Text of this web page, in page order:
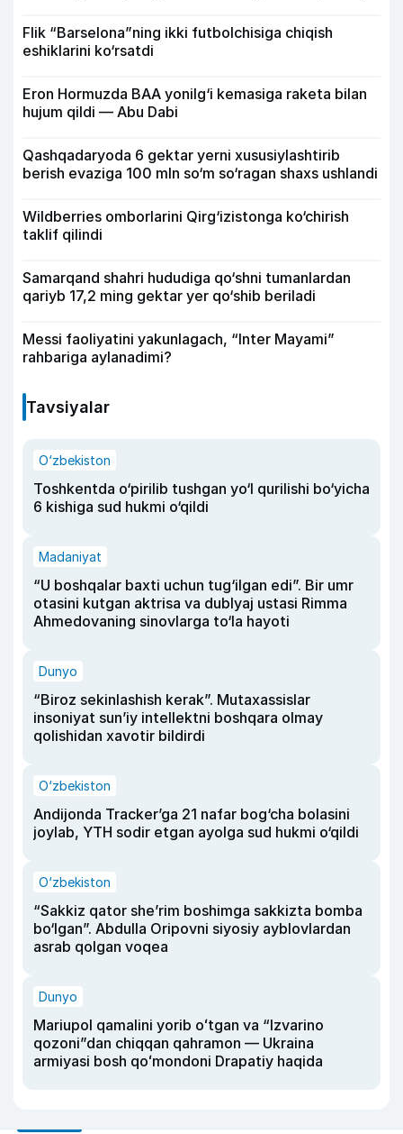
Flik “Barselona”ning ikki futbolchisiga chiqish
eshiklarini ko‘rsatdi
Eron Hormuzda BAA yonilg‘i kemasiga raketa bilan
hujum qildi — Abu Dabi
Qashqadaryoda 6 gektar yerni xususiylashtirib
berish evaziga 100 mln so‘m so‘ragan shaxs ushlandi
Wildberries omborlarini Qirg‘izistonga ko‘chirish
taklif qilindi
Samarqand shahri hududiga qo‘shni tumanlardan
qariyb 17,2 ming gektar yer qo‘shib beriladi
Messi faoliyatini yakunlagach, “Inter Mayami”
rahbariga aylanadimi?
Tavsiyalar
O‘zbekiston
Toshkentda o‘pirilib tushgan yo‘l qurilishi bo‘yicha
6 kishiga sud hukmi o‘qildi
Madaniyat
“U boshqalar baxti uchun tug‘ilgan edi”. Bir umr
otasini kutgan aktrisa va dublyaj ustasi Rimma
Ahmedovaning sinovlarga to‘la hayoti
Dunyo
“Biroz sekinlashish kerak”. Mutaxassislar
insoniyat sun’iy intellektni boshqara olmay
qolishidan xavotir bildirdi
O‘zbekiston
Andijonda Tracker’ga 21 nafar bog‘cha bolasini
joylab, YTH sodir etgan ayolga sud hukmi o‘qildi
O‘zbekiston
“Sakkiz qator she’rim boshimga sakkizta bomba
bo‘lgan”. Abdulla Oripovni siyosiy ayblovlardan
asrab qolgan voqea
Dunyo
Mariupol qamalini yorib oʻtgan va “Izvarino
qozoni”dan chiqqan qahramon — Ukraina
armiyasi bosh qoʻmondoni Drapatiy haqida